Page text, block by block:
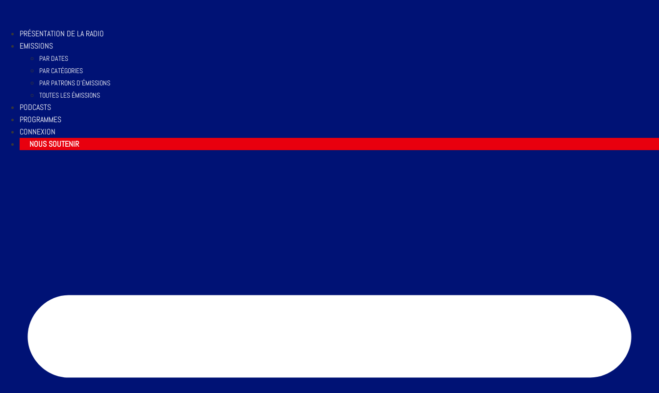
PRÉSENTATION DE LA RADIO
EMISSIONS
PAR DATES
PAR CATÉGORIES
PAR PATRONS D’ÉMISSIONS
TOUTES LES ÉMISSIONS
PODCASTS
PROGRAMMES
CONNEXION
NOUS SOUTENIR